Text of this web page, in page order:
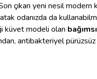
çıkan yeni nesil
odanızda da
küvet modeli olan
antibakteriyel